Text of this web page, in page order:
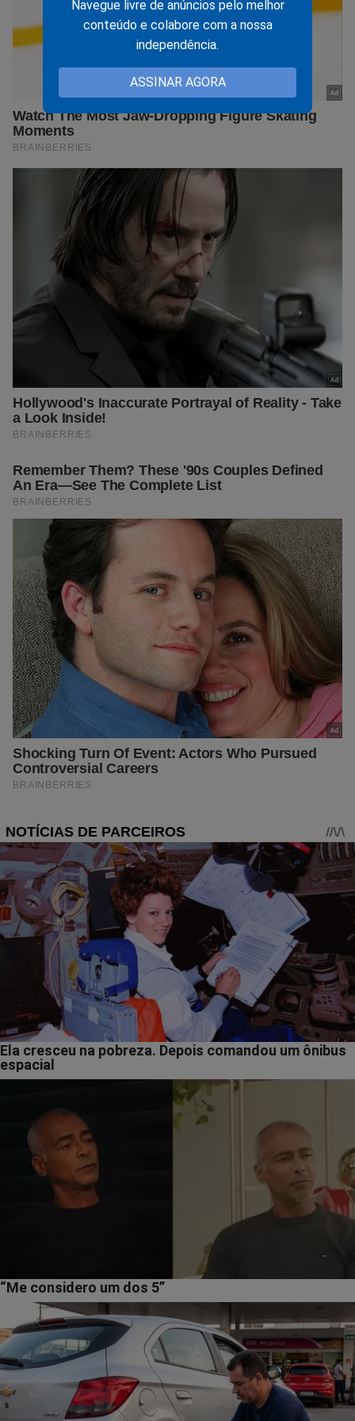
Navegue livre de anúncios pelo melhor
conteúdo e colabore com a nossa
independência.
ASSINAR AGORA